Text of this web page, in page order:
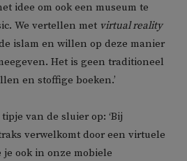
idee om ook een museum te
We vertellen met virtual reality
islam en willen op deze manier
Het is geen traditioneel
en stoffige boeken.’
van de sluier op: ‘Bij
verwelkomt door een virtuele
ook in onze mobiele